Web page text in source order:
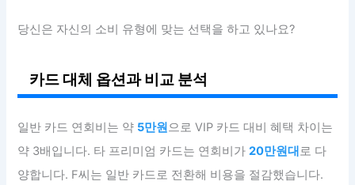
당신은 자신의 소비 유형에 맞는 선택을 하고 있나요?
카드 대체 옵션과 비교 분석
일반 카드 연회비는 약 5만원으로 VIP 카드 대비 혜택 차이는
약 3배입니다. 타 프리미엄 카드는 연회비가20만원대로 다
양합니다. F씨는 일반 카드로 전환해 비용을 절감했습니다.